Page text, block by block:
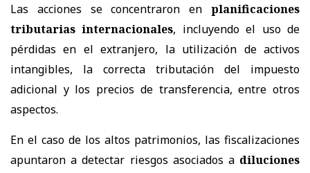
Las acciones se concentraron en planificaciones
tributarias internacionales, incluyendo el uso de
pérdidas en el extranjero, la utilización de activos
intangibles, la correcta tributación del impuesto
adicional y los precios de transferencia, entre otros
aspectos.
En el caso de los altos patrimonios, las fiscalizaciones
apuntaron a detectar riesgos asociados a diluciones